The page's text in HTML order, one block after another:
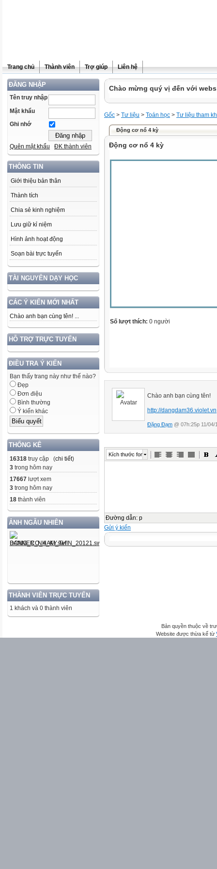
Trang chủ Thành viên Trợ giúp Liên hệ
ĐĂNG NHẬP
Tên truy nhập
Mật khẩu
Ghi nhớ
Quên mật khẩu ĐK thành viên
THÔNG TIN
Giới thiệu bản thân
Thành tích
Chia sẻ kinh nghiệm
Lưu giữ kỉ niệm
Hình ảnh hoạt động
Soạn bài trực tuyến
TÀI NGUYÊN DẠY HỌC
CÁC Ý KIẾN MỚI NHẤT
Chào anh bạn cùng tên! ...
HỖ TRỢ TRỰC TUYẾN
ĐIỀU TRA Ý KIẾN
Bạn thấy trang này như thế nào?
Đẹp
Đơn điệu
Bình thường
Ý kiến khác
THỐNG KÊ
16318 truy cập (chi tiết)
3 trong hôm nay
17667 lượt xem
3 trong hôm nay
18 thành viên
ẢNH NGẪU NHIÊN
THÀNH VIÊN TRỰC TUYẾN
1 khách và 0 thành viên
Chào mừng quý vị đến với
Gốc > Tư liệu > Toán học > Tư liệu tham
Động cơ nổ 4 kỳ
Động cơ nổ 4 kỳ
Số lượt thích: 0 người
Chào anh bạn cùng tên!
http://dangdam36.violet.vn
Đặng Đạm @ 07h:25p 11/04/
Kích thước font
Đường dẫn: p
Gửi ý kiến
Bản quyền thuộc về
Website được thừa kế từ